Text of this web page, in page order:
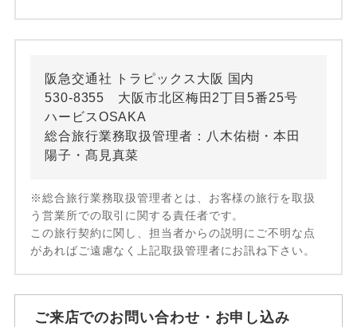
阪急交通社 トラピックス大阪 国内
530-8355 大阪市北区梅田2丁目5番25号
ハービスOSAKA
総合旅行業務取扱管理者：八木佑樹・本田
陽子・髙見真菜
※総合旅行業務取扱管理者とは、お客様の旅行を取扱
う営業所での取引に関する責任者です。
この旅行契約に関し、担当者からの説明にご不明な点
があればご遠慮なく上記取扱管理者にお訊ね下さい。
ご来店でのお問い合わせ・お申し込み